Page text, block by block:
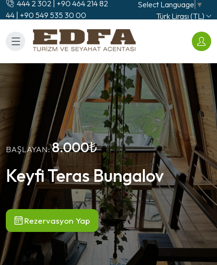
444 2 302 | +90 464 214 82
44 | +90 549 535 30 00
Select Language ▼
Türk Lirası (TL)
BAŞLAYAN: 8.000₺
Keyfi Teras Bungalov
Rezervasyon Yap